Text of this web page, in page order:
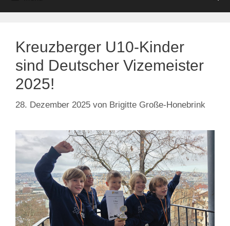
Kreuzberger U10-Kinder
sind Deutscher Vizemeister
2025!
28. Dezember 2025 von Brigitte Große-Honebrink